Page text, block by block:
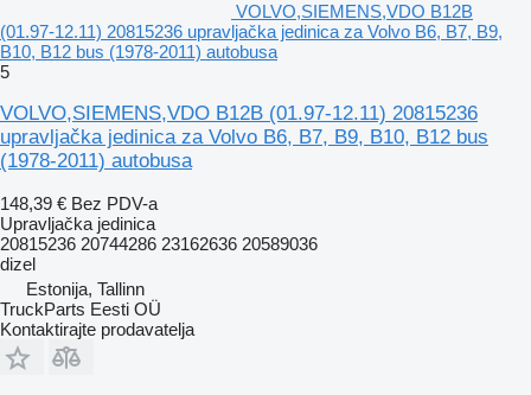
VOLVO,SIEMENS,VDO B12B
(01.97-12.11) 20815236 upravljačka jedinica za Volvo B6, B7, B9,
B10, B12 bus (1978-2011) autobusa
5
VOLVO,SIEMENS,VDO B12B (01.97-12.11) 20815236
upravljačka jedinica za Volvo B6, B7, B9, B10, B12 bus
(1978-2011) autobusa
148,39 € Bez PDV-a
Upravljačka jedinica
20815236 20744286 23162636 20589036
dizel
Estonija, Tallinn
TruckParts Eesti OÜ
Kontaktirajte prodavatelja